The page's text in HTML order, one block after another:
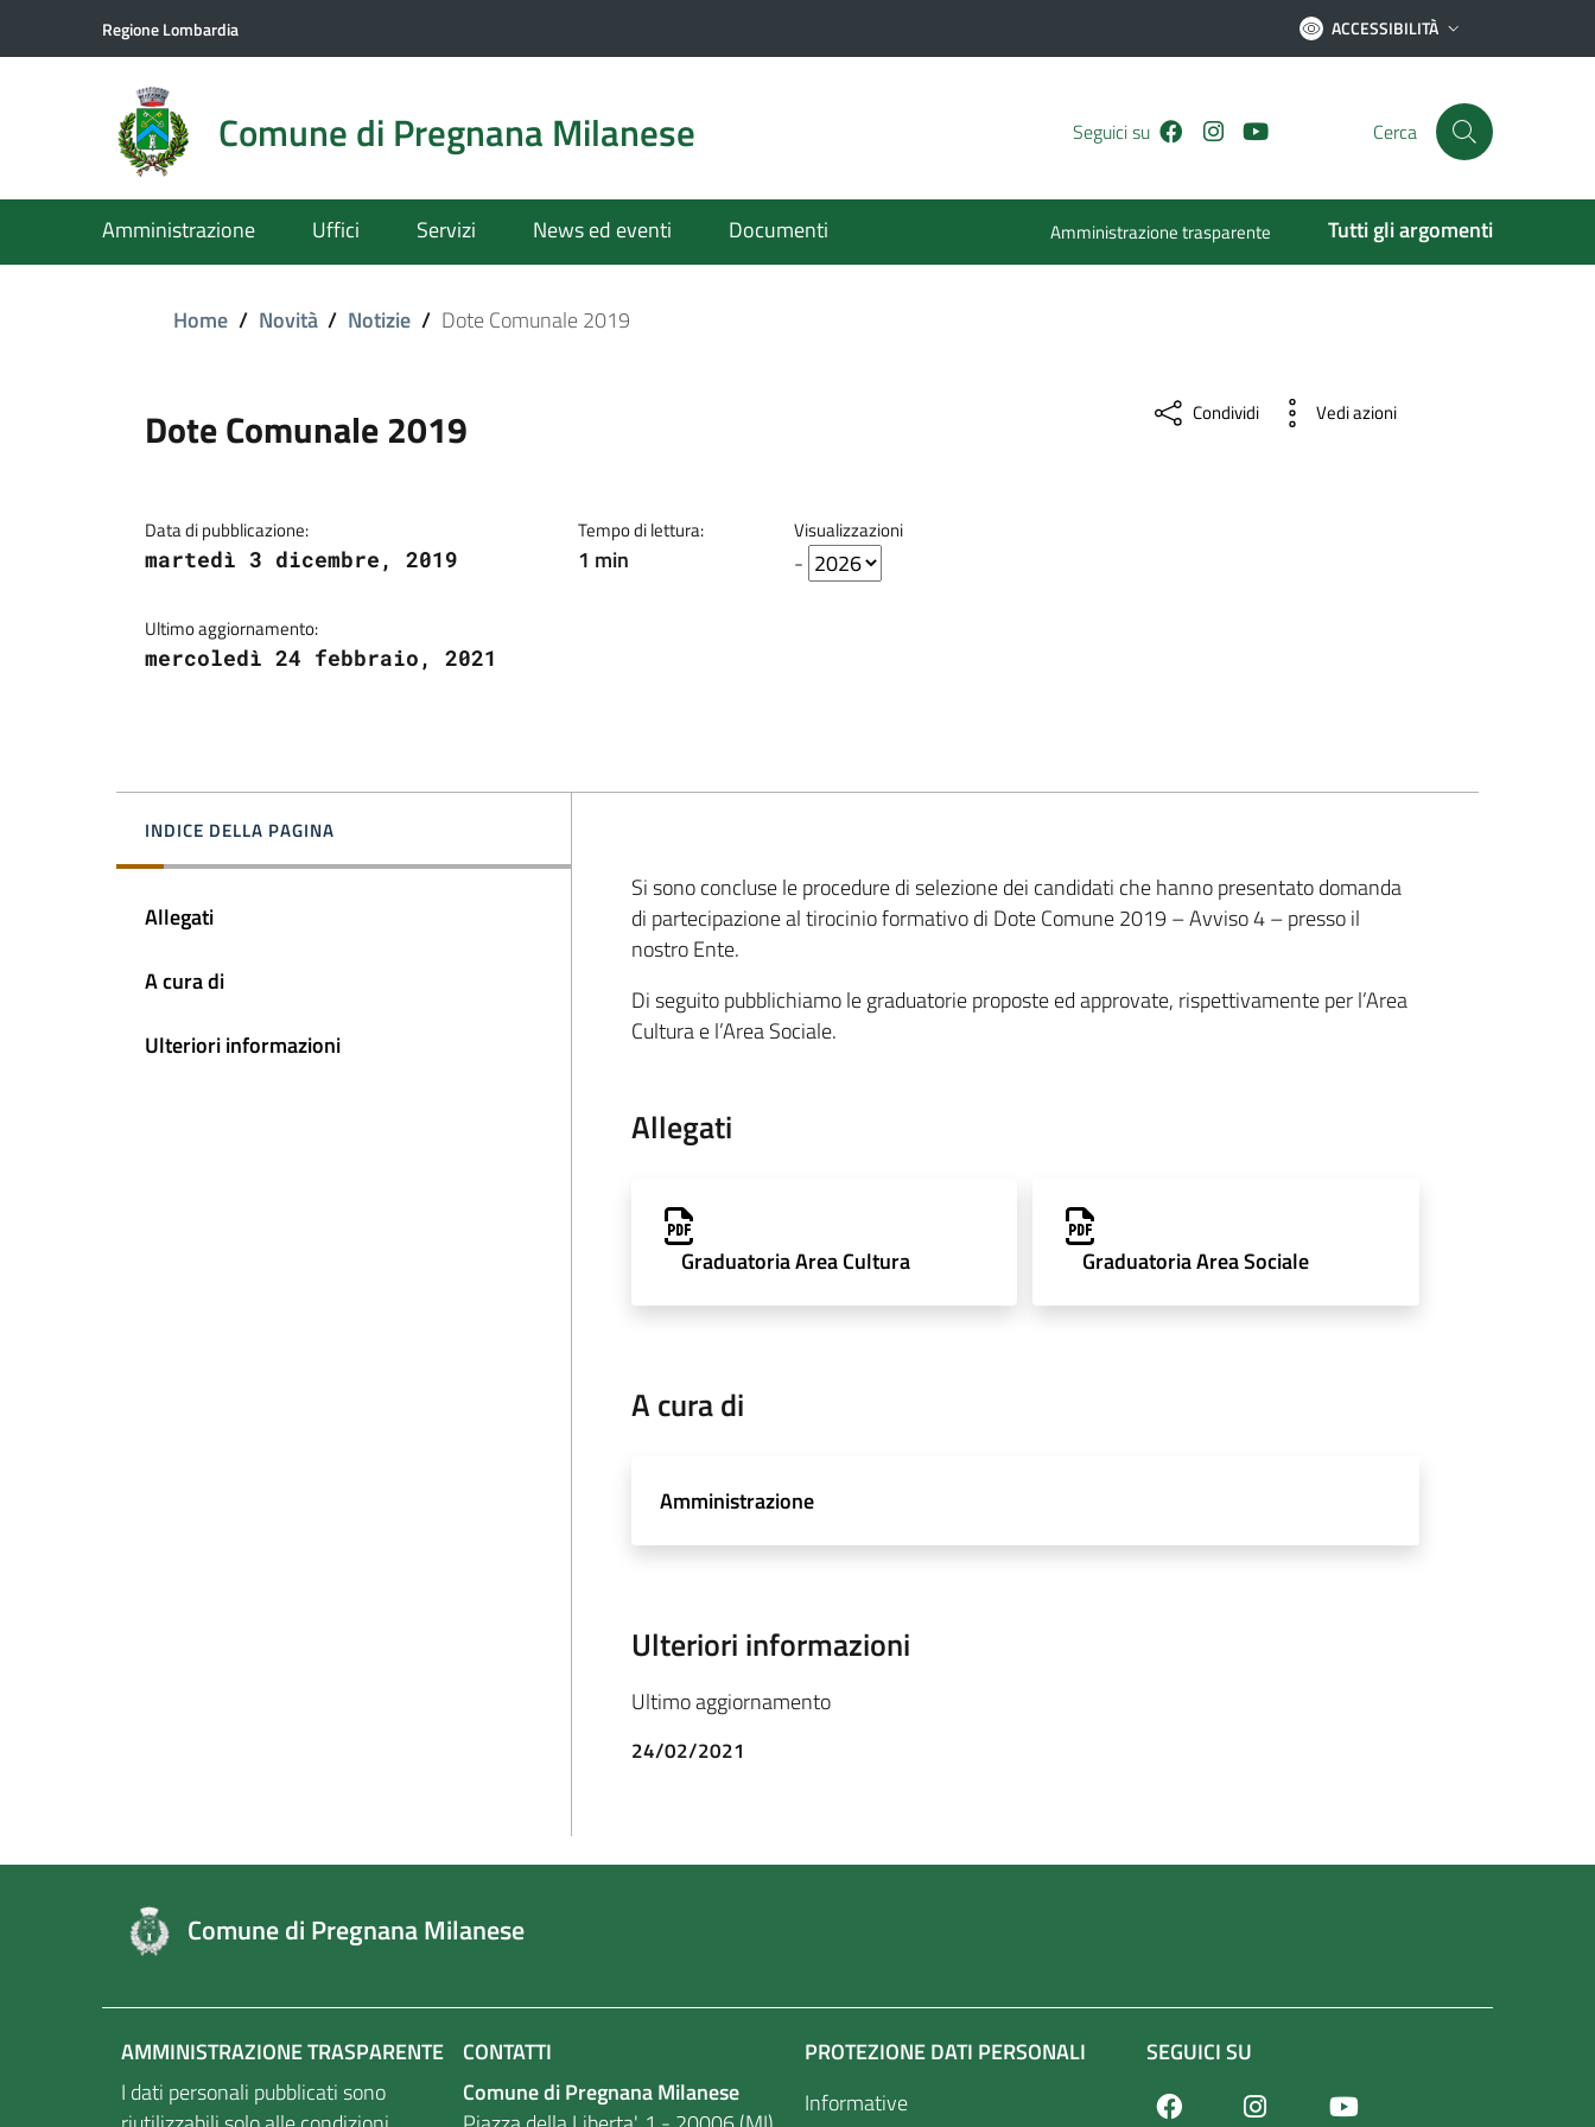
Regione Lombardia ACCESSIBILITÀ
Comune di Pregnana Milanese Seguici su Facebook
Instagram Cerca
Amministrazione Uffici Servizi News ed eventi Documenti Amministrazione trasparente Tutti gli argomenti
Home / Novità / Notizie / Dote Comunale 2019
Dote Comunale 2019
Data di pubblicazione:
martedì 3 dicembre, 2019
Tempo di lettura:
1 min
Visualizzazioni
-
Ultimo aggiornamento:
mercoledì 24 febbraio, 2021
Condividi Vedi azioni
INDICE DELLA PAGINA
Allegati
A cura di
Ulteriori informazioni
Si sono concluse le procedure di selezione dei candidati che hanno presentato domanda
di partecipazione al tirocinio formativo di Dote Comune 2019 – Avviso 4 – presso il
nostro Ente.
Di seguito pubblichiamo le graduatorie proposte ed approvate, rispettivamente per l’Area
Cultura e l’Area Sociale.
Allegati
Graduatoria Area Cultura Graduatoria Area Sociale
A cura di
Amministrazione
Ulteriori informazioni
Ultimo aggiornamento
24/02/2021
Comune di Pregnana Milanese
AMMINISTRAZIONE TRASPARENTE
I dati personali pubblicati sono
CONTATTI
Comune di Pregnana Milanese
PROTEZIONE DATI PERSONALI
Informative
SEGUICI SU
FacebookInstagram